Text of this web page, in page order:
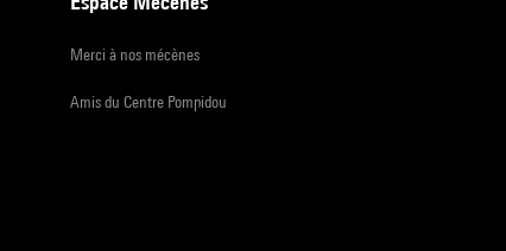
Merci à nos mécènes
Amis du Centre Pompidou